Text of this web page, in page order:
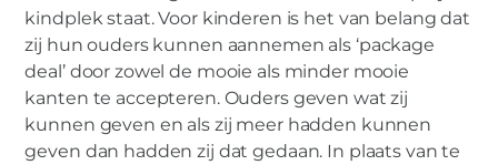
kindplek staat. Voor kinderen is het van belang dat
zij hun ouders kunnen aannemen als ‘package
deal’ door zowel de mooie als minder mooie
kanten te accepteren. Ouders geven wat zij
kunnen geven en als zij meer hadden kunnen
geven dan hadden zij dat gedaan. In plaats van te